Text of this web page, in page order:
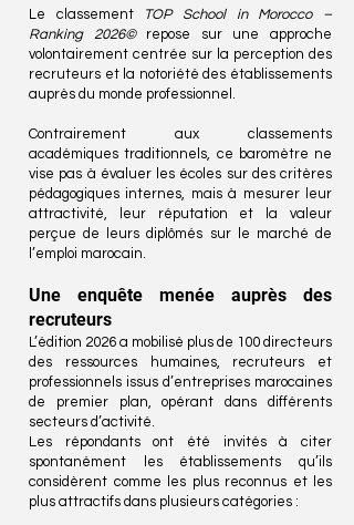
​Le classement
TOP School in Morocco –
Ranking 2026©repose sur une approche
volontairement centrée sur la perception des
recruteurs et la notoriété des établissements
auprès du monde professionnel.
Contrairement aux classements
académiques traditionnels, ce baromètre ne
vise pas à évaluer les écoles sur des critères
pédagogiques internes, mais à mesurer leur
attractivité, leur réputation et la valeur
perçue de leurs diplômés sur le marché de
l’emploi marocain.
Une enquête menée auprès des
recruteurs
L’édition 2026 a mobilisé plus de 100 directeurs
des ressources humaines, recruteurs et
professionnels issus d’entreprises marocaines
de premier plan, opérant dans différents
secteurs d’activité.
Les répondants ont été invités à citer
spontanément les établissements qu’ils
considèrent comme les plus reconnus et les
plus attractifs dans plusieurs catégories :